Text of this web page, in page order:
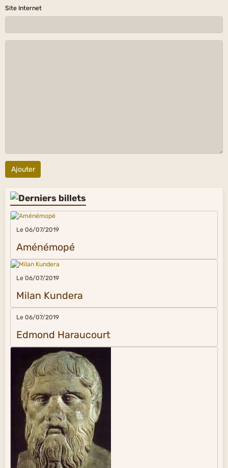
Site Internet
Ajouter
Le 06/07/2019
Aménémopé
Le 06/07/2019
Milan Kundera
Le 06/07/2019
Edmond Haraucourt